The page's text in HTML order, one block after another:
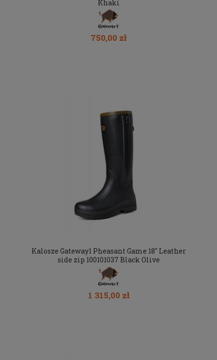
Khaki
750,00 zł
Kalosze Gateway1 Pheasant Game 18" Leather
side zip 100101037 Black Olive
1 315,00 zł